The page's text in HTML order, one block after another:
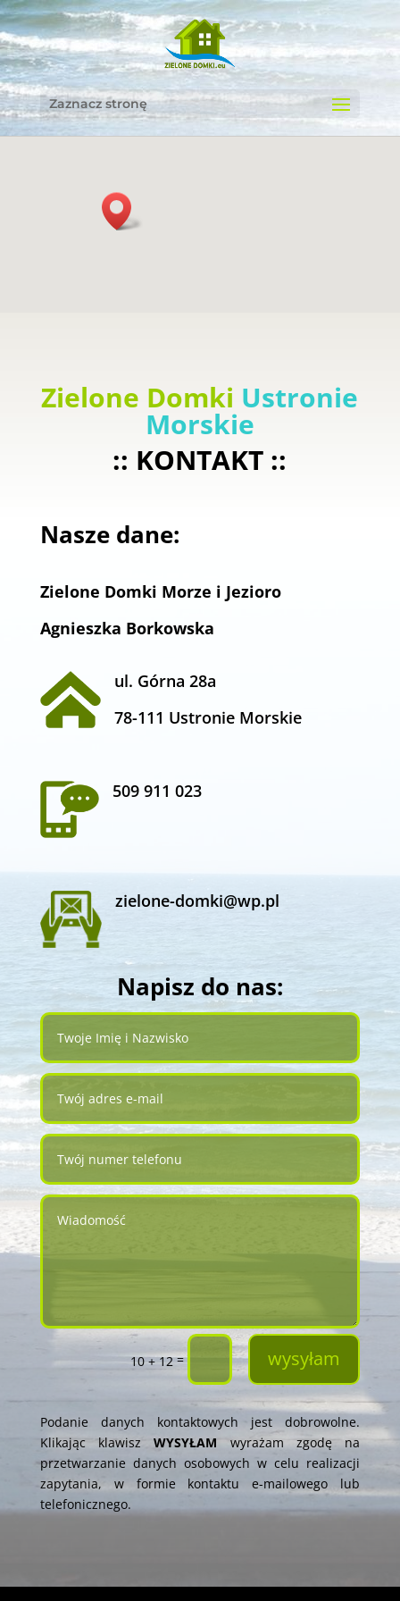
Zaznacz stronę
Zielone Domki Ustronie
Morskie
:: KONTAKT ::
Nasze dane:
Zielone Domki Morze i Jezioro
Agnieszka Borkowska
ul. Górna 28a
78-111 Ustronie Morskie
509 911 023
zielone-domki@wp.pl
Napisz do nas:
10 + 12= wysyłam
Podanie danych kontaktowych jest dobrowolne.
Klikając klawiszWYSYŁAM wyrażam zgodę na
przetwarzanie danych osobowych w celu realizacji
zapytania, w formie kontaktu e-mailowego lub
telefonicznego.